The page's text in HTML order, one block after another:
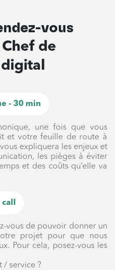
vous
Chef de
- 30 min
une fois que vous
et votre feuille de route à
expliquera les enjeux et
les pièges à éviter
et des coûts qu’elle va
vous de pouvoir donner un
projet pour que nous
Pour cela, posez-vous les
/ service ?